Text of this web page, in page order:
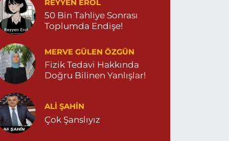
REYYEN EROL
50 Bin Tahliye Sonrası
Toplumda Endişe!
MERVE GÜLEN ÖZGÜN
Fizik Tedavi Hakkında
Doğru Bilinen Yanlışlar!
ALI ŞAHİN
Çok Şanslıyız